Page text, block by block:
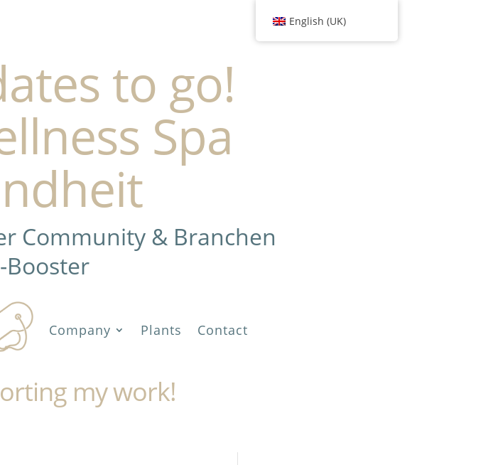
to go!
Spa
Community & Branchen
Booster
Company Plants Contact
my work!
English (UK)